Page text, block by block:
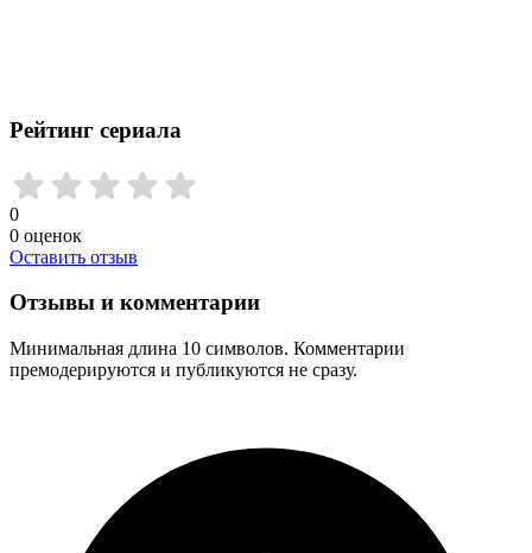
Рейтинг сериала
0
0 оценок
Оставить отзыв
Отзывы и комментарии
Минимальная длина 10 символов. Комментарии
премодерируются и публикуются не сразу.